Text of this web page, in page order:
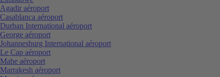
Agadir aéroport
Casablanca aéroport
Durban International aéroport
George aéroport
Johannesburg International aéroport
Le Cap aéroport
Mahe aéroport
Marrakesh aéroport